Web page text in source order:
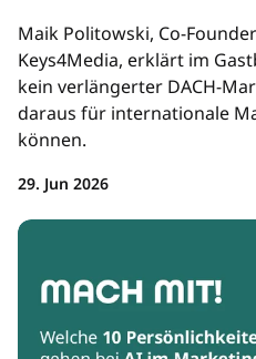
Maik Politowski, Co-
Keys4Media, erklärt im
kein verlängerter DACH-
daraus für internationale
können.
29. Jun 2026